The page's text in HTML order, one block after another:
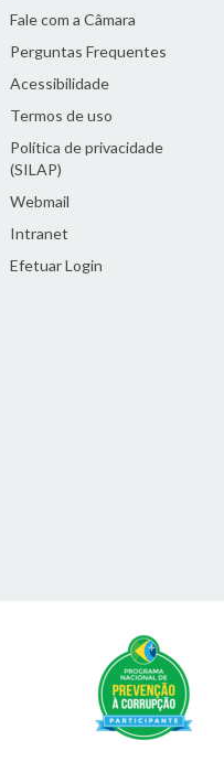
Fale com a Câmara
Perguntas Frequentes
Acessibilidade
Termos de uso
Política de privacidade
(SILAP)
Webmail
Intranet
Efetuar Login